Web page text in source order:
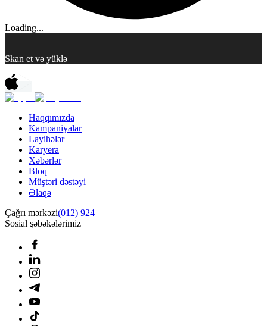
Loading...
Skan et və yüklə
Haqqımızda
Kampaniyalar
Layihələr
Karyera
Xəbərlər
Bloq
Müştəri dəstəyi
Əlaqə
Çağrı mərkəzi(012) 924
Sosial şəbəkələrimiz